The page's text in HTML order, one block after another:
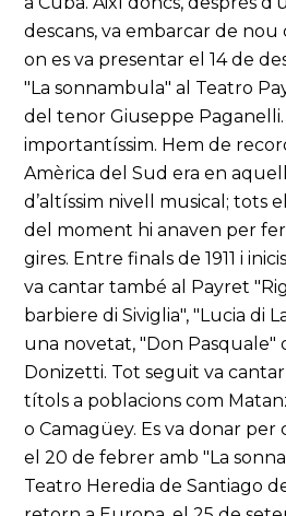
descans, va embarcar de nou
on es va presentar el 14 de
"La sonnambula" al Teatro
del tenor Giuseppe
importantíssim. Hem de
Amèrica del Sud era en
d’altíssim nivell musical; tots
del moment hi anaven per
gires. Entre finals de 1911 i
va cantar també al Payret
barbiere di Siviglia", "Lucia di
una novetat, "Don Pasquale"
Donizetti. Tot seguit va
títols a poblacions com
o Camagüey. Es va donar per
el 20 de febrer amb "La
Teatro Heredia de Santiago